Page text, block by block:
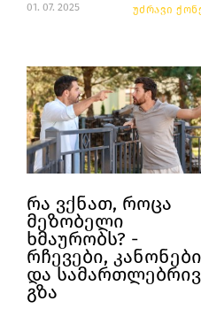
01. 07. 2025 უძრავი
რა ვქნათ, როცა
მეზობელი
ხმაურობს? -
რჩევები, კანონები
და
გზა